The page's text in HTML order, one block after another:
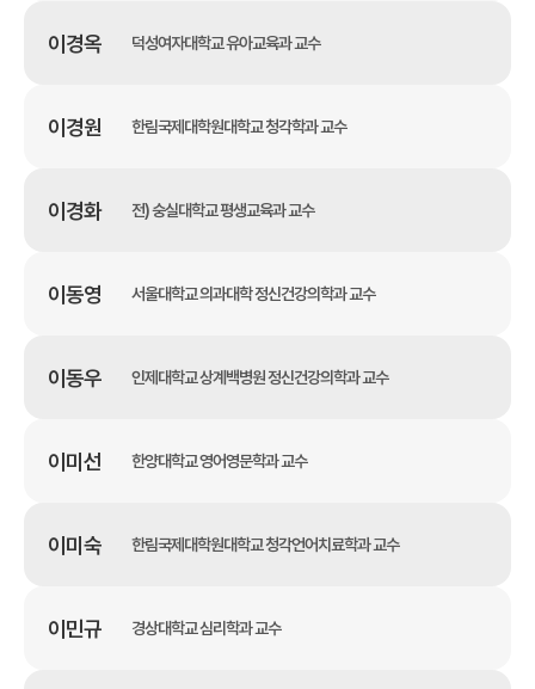
이경옥 덕성여자대학교 유아교육과 교수
이경원 한림국제대학원대학교 청각학과 교수
이경화 전) 숭실대학교 평생교육과 교수
이동영 서울대학교 의과대학 정신건강의학과 교수
이동우 인제대학교 상계백병원 정신건강의학과 교수
이미선 한양대학교 영어영문학과 교수
이미숙 한림국제대학원대학교 청각언어치료학과 교수
이민규 경상대학교 심리학과 교수